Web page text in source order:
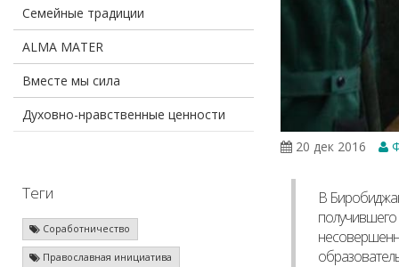
Семейные традиции
ALMA MATER
Вместе мы сила
Духовно-нравственные ценности
Теги
Соработничество
Православная инициатива
20 дек 2016
В
получившего